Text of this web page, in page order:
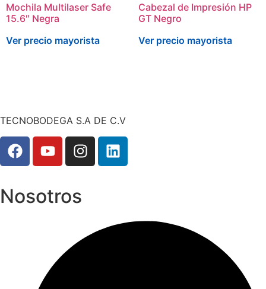
Mochila Multilaser Safe
15.6″ Negra
Ver precio mayorista
Cabezal de Impresión HP
GT Negro
Ver precio mayorista
TECNOBODEGA S.A DE C.V
Nosotros